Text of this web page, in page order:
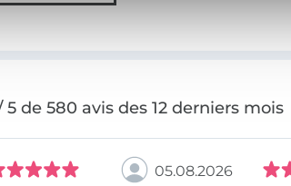
5 de 580 avis des 12 derniers mois
05.08.2026